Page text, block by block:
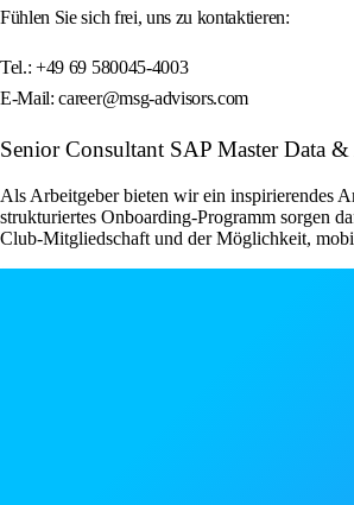
Fühlen Sie sich frei, uns zu kontaktieren:
Tel.: +49 69 580045-4003
E-Mail: career@msg-advisors.com
Senior Consultant SAP Master Data
Als Arbeitgeber bieten wir ein inspirierendes
strukturiertes Onboarding-Programm sorgen
Club-Mitgliedschaft und der Möglichkeit,